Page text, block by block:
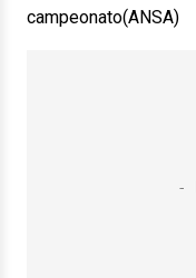
campeonato(ANSA)